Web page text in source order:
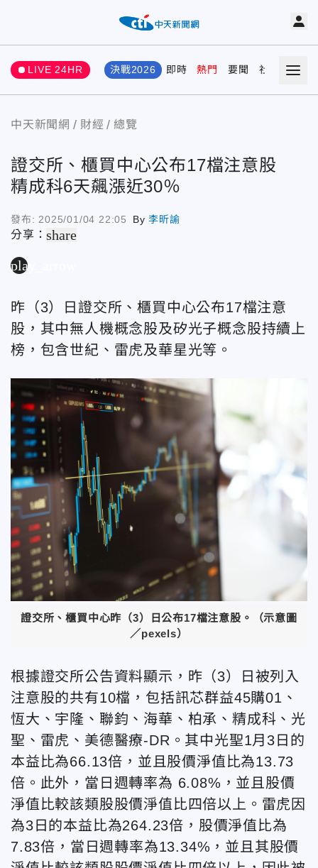
LIVE 24HR 決戰2026 即時 熱門 要聞 社會 娛樂
中天新聞網 財經 總覽
證交所、櫃買中心公布17檔注意股
精成科6天飆漲近30％
發布: 2025/01/04 22:05 By李昕諭
分享：share
play_arrow
昨（3）日證交所、櫃買中心公布17檔注意
股，其中無人機概念股及矽光子概念股持續上
榜，包含世紀、雷虎及華星光等。
證交所、櫃買中心昨（3）日公布17檔注意股。（示意圖
／pexels）
根據證交所公告資料顯示，昨（3）日被列入
注意股的共有10檔，包括訊芯群益45購01、
恆大、宇隆、聯鈞、海華、柏承、精成科、光
聖、雷虎、美德醫療-DR。其中光聖1月3日的
本益比為66.13倍，並且股價淨值比為13.73
倍。此外，當日週轉率為 6.08%，並且股價
淨值比較該類股股價淨值比四倍以上。雷虎因
為3日的本益比為264.23倍，股價淨值比為
7.83倍，當日週轉率為13.34%，並且其股價